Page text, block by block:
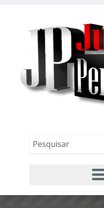
para lembrar e entender
site, analisar seu uso de
serviços, ajudar com nossos
marketing e fornecer conteúdo
Política de Cookies